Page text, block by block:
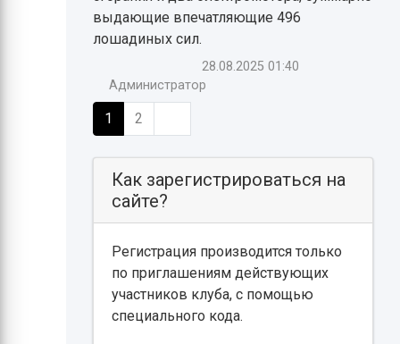
выдающие впечатляющие 496
лошадиных сил.
28.08.2025 01:40
Администратор
1 2
Как зарегистрироваться на
сайте?
Регистрация производится только
по приглашениям действующих
участников клуба, с помощью
специального кода.